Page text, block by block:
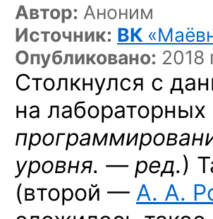
Автор: Аноним
Источник: ВК
Опубликовано: 2018
Столкнулся с
на
уровня. — ред.)
(второй — А. А.